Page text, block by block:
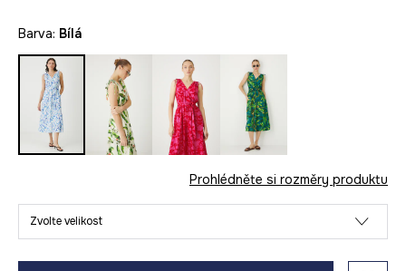
Barva: bílá
Prohlédněte si rozměry produktu
Zvolte velikost